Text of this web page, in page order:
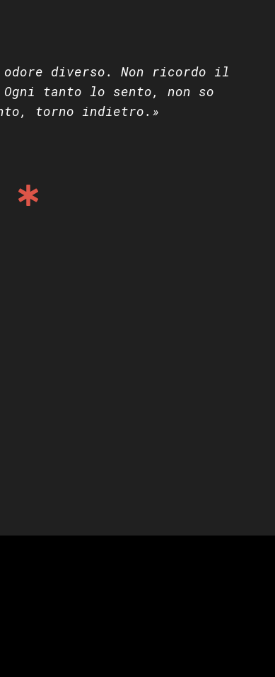
odore diverso. Non ricordo il
tanto lo sento, non so
torno indietro.»